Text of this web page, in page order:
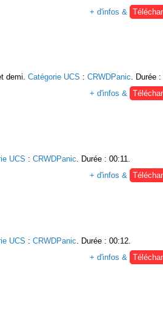
+ d'infos &
demi. Catégorie UCS : CRWDPanic. Durée :
+ d'infos &
UCS : CRWDPanic. Durée : 00:11.
+ d'infos &
UCS : CRWDPanic. Durée : 00:12.
+ d'infos &